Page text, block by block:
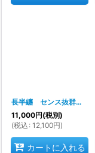
長半纏 センス抜群 唯一無二のデザイン力 お祭り天国製品
11,000円(税別)
(税込 : 12,100円)
カートに入れる